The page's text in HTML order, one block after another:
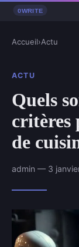
Accueil›Actu
ACTU
Quels
critères
de
admin — 3